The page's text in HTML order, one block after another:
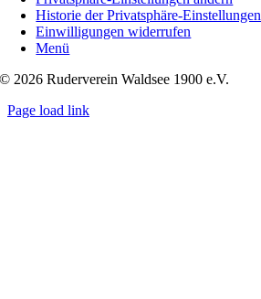
Historie der Privatsphäre-Einstellungen
Einwilligungen widerrufen
Menü
© 2026 Ruderverein Waldsee 1900 e.V.
Page load link